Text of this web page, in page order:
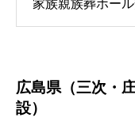
家族親族葬ホー
広島県（三次・
設）